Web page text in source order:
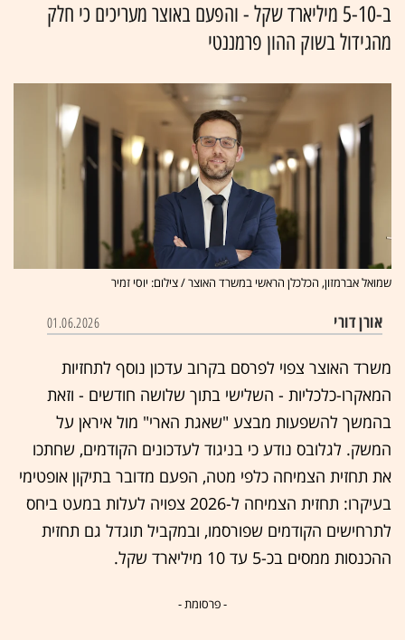
ב-5-10 מיליארד שקל - והפעם באוצר מעריכים כי חלק
מהגידול בשוק ההון פרמננטי
שמואל אברמזון, הכלכלן הראשי במשרד האוצר / צילום: יוסי זמיר
אורן דורי 01.06.2026
משרד האוצר צפוי לפרסם בקרוב עדכון נוסף לתחזיות
המאקרו-כלכליות - השלישי בתוך שלושה חודשים - וזאת
בהמשך להשפעות מבצע "שאגת הארי" מול איראן על
המשק. לגלובס נודע כי בניגוד לעדכונים הקודמים, שחתכו
את תחזית הצמיחה כלפי מטה, הפעם מדובר בתיקון אופטימי
בעיקרו: תחזית הצמיחה ל-2026 צפויה לעלות במעט ביחס
לתרחישים הקודמים שפורסמו, ובמקביל תוגדל גם תחזית
ההכנסות ממסים בכ-5 עד 10 מיליארד שקל.
- פרסומת -